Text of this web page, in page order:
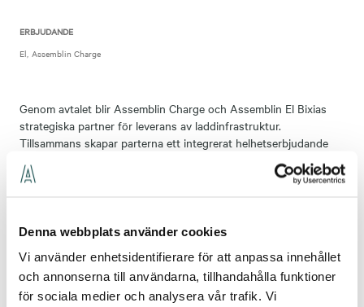
Denna webbplats använder cookies
Vi använder enhetsidentifierare för att anpassa innehållet
och annonserna till användarna, tillhandahålla funktioner
för sociala medier och analysera vår trafik. Vi
ERBJUDANDE
El Assemblin Charge
Genom avtalet blir Assemblin Charge och Assemblin El Bixias
strategiska partner för leverans av laddinfrastruktur.
Tillsammans skapar parterna ett integrerat helhetserbjudande
där elhandel och laddlösningar kombineras i en skalbar och
framtidssäkrad affärsmodell.
med Bixia. Tillsammans kan vi erbjuda en helhetslösning som
förenklar för kunder att ta steget mot elektrifiering.
Kombinationen av vår laddinfrastruktur och Bixias erbjudande
inom elhandel skapar ett starkt och långsiktigt kundvärde,” säger
Jonas Klarén, vd Assemblin El, SVP.